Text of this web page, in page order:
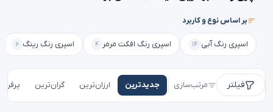
بر اساس نوع و کاربرد
اسپری رنگ آبی ۱۴ اسپری رنگ افکت مرمر ۴ اسپری رنگ رینگ ۶
فیلتر مرتب‌سازی جدیدترین ارزان‌ترین گران‌ترین